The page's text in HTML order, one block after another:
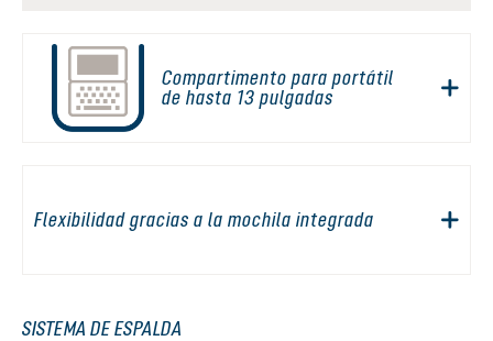
Compartimento para portátil
de hasta 13 pulgadas
Flexibilidad gracias a la mochila integrada
SISTEMA DE ESPALDA